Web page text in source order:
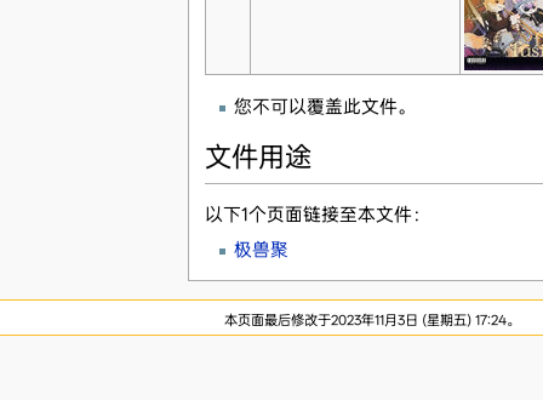
您不可以覆盖此文件。
文件用途
以下1个页面链接至本文件：
极兽聚
本页面最后修改于2023年11月3日 (星期五) 17:24。